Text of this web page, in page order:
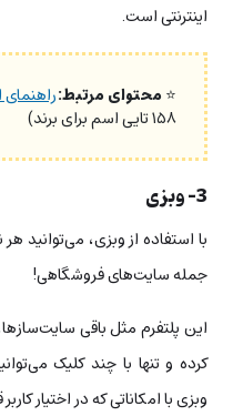
اینترنتی است.
⭐محتوای مرتبط:
۱۵۸ تایی اسم برای برند)
3- وبزی
با استفاده از وبزی، می‌توانید
جمله‌ سایت‌های فروشگاهی!
این پلتفرم مثل باقی
کرده و تنها با چند کلیک
وبزی با امکاناتی که در اختیار